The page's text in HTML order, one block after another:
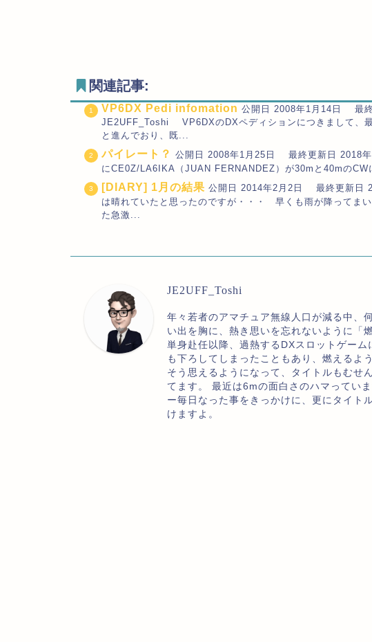
関連記事:
VP6DX Pedi infomation 公開日 2008年1月14日 最
JE2UFF_Toshi VP6DXのDXペディションにつきまして、
と進んでおり、既...
パイレート？ 公開日 2008年1月25日 最終更新日 2018
にCE0Z/LA6IKA（JUAN FERNANDEZ）が30mと40mのCW
[DIARY] 1月の結果 公開日 2014年2月2日 最終更新日
は晴れていたと思ったのですが・・・ 早くも雨が降ってま
た急激...
JE2UFF_Toshi
年々若者のアマチュア無線人口が減る中、
い出を胸に、熱き思いを忘れないように「
単身赴任以降、過熱するDXスロットゲー
も下ろしてしまったこともあり、燃えるよ
そう思えるようになって、タイトルもむせ
てます。 最近は6mの面白さのハマってい
ー毎日なった事をきっかけに、更にタイト
けますよ。